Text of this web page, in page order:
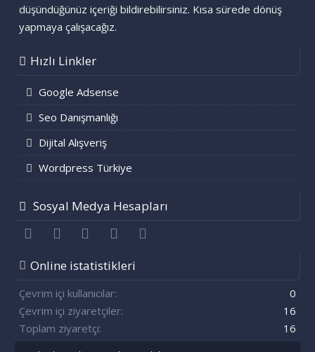
düşündüğünüz içeriği bildirebilirsiniz. Kısa sürede dönüş
yapmaya çalışacağız.
Hızlı Linkler
Google Adsense
Seo Danışmanlığı
Dijital Alışveriş
Wordpress Türkiye
Sosyal Medya Hesapları
FacebookTwitter youtubeBize ulaşın
Online istatistikleri
Çevrim içi kullanıcılar
0
Çevrim içi ziyaretçiler
16
Toplam ziyaretçi
16